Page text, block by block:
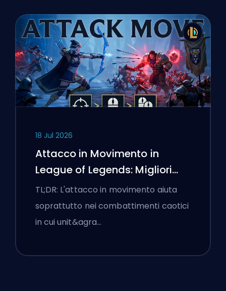
18 Jul 2026
Attacco in Movimento in
League of Legends: Migliori
Impostazioni
TL;DR: L'attacco in movimento aiuta
soprattutto nei combattimenti caotici
in cui unit&agra…